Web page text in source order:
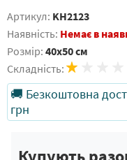
Артикул: KH2123
Наявність: Немає в
Розмір: 40x50 см
Складність:
🚚 Безкоштовна
грн